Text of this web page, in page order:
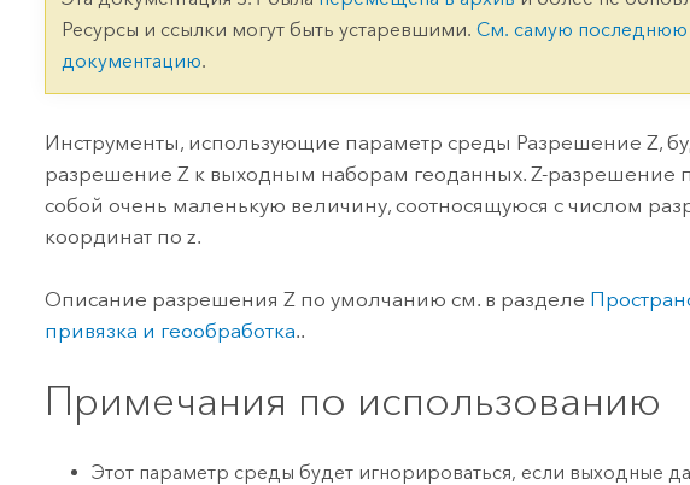
отрасли
технологий
Ресурсы и ссылки могут быть устаревшими.См. самую последнюю
документацию.
Инструменты, использующие параметр среды Разрешение Z,
разрешение Z к выходным наборам геоданных. Z-разрешение
собой очень маленькую величину, соотносящуюся с числом
координат по z.
Описание разрешения Z по умолчанию см. в разделе
привязка и геообработка..
Примечания по использованию
Этот параметр среды будет игнорироваться, если выходные